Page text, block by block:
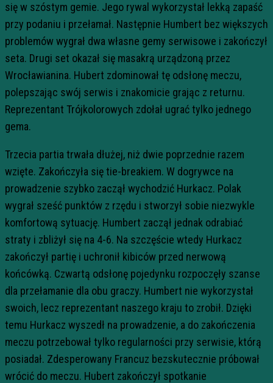
się w szóstym gemie. Jego rywal wykorzystał lekką zapaść
przy podaniu i przełamał. Następnie Humbert bez większych
problemów wygrał dwa własne gemy serwisowe i zakończył
seta. Drugi set okazał się masakrą urządzoną przez
Wrocławianina. Hubert zdominował tę odsłonę meczu,
polepszając swój serwis i znakomicie grając z returnu.
Reprezentant Trójkolorowych zdołał ugrać tylko jednego
gema.
Trzecia partia trwała dłużej, niż dwie poprzednie razem
wzięte. Zakończyła się tie-breakiem. W dogrywce na
prowadzenie szybko zaczął wychodzić Hurkacz. Polak
wygrał sześć punktów z rzędu i stworzył sobie niezwykle
komfortową sytuację. Humbert zaczął jednak odrabiać
straty i zbliżył się na 4-6. Na szczęście wtedy Hurkacz
zakończył partię i uchronił kibiców przed nerwową
końcówką. Czwartą odsłonę pojedynku rozpoczęły szanse
dla przełamanie dla obu graczy. Humbert nie wykorzystał
swoich, lecz reprezentant naszego kraju to zrobił. Dzięki
temu Hurkacz wyszedł na prowadzenie, a do zakończenia
meczu potrzebował tylko regularności przy serwisie, którą
posiadał. Zdesperowany Francuz bezskutecznie próbował
wrócić do meczu. Hubert zakończył spotkanie